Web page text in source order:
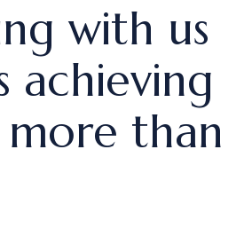
with us
achieving
than